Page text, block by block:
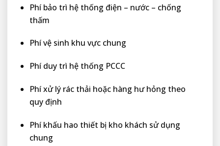
Phí bảo trì hệ thống điện – nước – chống
thấm
Phí vệ sinh khu vực chung
Phí duy trì hệ thống PCCC
Phí xử lý rác thải hoặc hàng hư hỏng theo
quy định
Phí khấu hao thiết bị kho khách sử dụng
chung